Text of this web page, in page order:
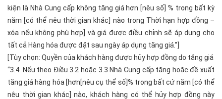
kiện là Nhà Cung cấp không tăng giá hơn [nêu số] % trong bất kỳ
năm [có thể nêu thời gian khác] nào trong Thời hạn hợp đồng –
xóa nếu không phù hợp] và giá được điều chỉnh sẽ áp dụng cho
tất cả Hàng hóa được đặt sau ngày áp dụng tăng giá.”]
[Tùy chọn: Quyền của khách hàng được hủy hợp đồng do tăng giá
“3.4. Nếu theo Điều 3.2 hoặc 3.3 Nhà Cung cấp tăng hoặc đề xuất
tăng giá hàng hóa [hơn[nêu cụ thể số]% trong bất cứ năm [có thể
nêu thời gian khác] nào, khách hàng có thể hủy hợp đồng này